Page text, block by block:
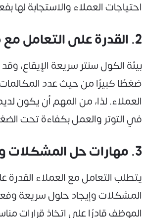
احتياجات العملاء والاستجابة لها
2. القدرة على التعامل مع ضغوط العمل
بيئة الكول سنتر سريعة الإيقاع،
ضغطًا كبيرًا من حيث عدد
العملاء. لذا، من المهم أن يكون
في التوتر والعمل بكفاءة تحت
3. مهارات حل المشكلات واتخاذ القرار
يتطلب التعامل مع العملاء القدرة
المشكلات وإيجاد حلول سريعة
الموظف قادرًا على اتخاذ قرارات